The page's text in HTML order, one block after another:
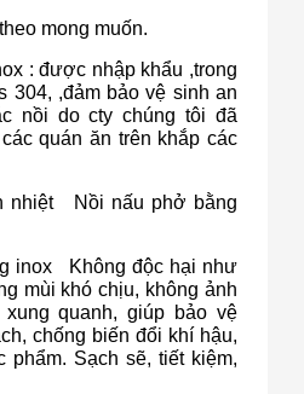
mong muốn.
: được nhập khẩu ,trong
304, ,đảm bảo vệ sinh an
nồi do cty chúng tôi đã
quán ăn trên khắp các
nhiệt Nồi nấu phở bằng
inox Không độc hại như
mùi khó chịu, không ảnh
quanh, giúp bảo vệ
chống biến đổi khí hậu,
phẩm. Sạch sẽ, tiết kiệm,